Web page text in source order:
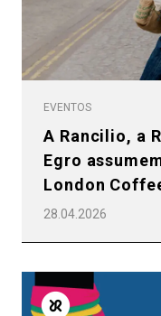
EVENTOS
A Rancilio, a
Egro
London
28.04.2026